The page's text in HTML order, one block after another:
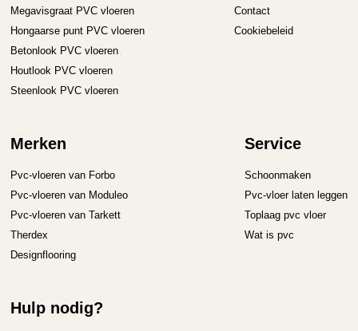
Megavisgraat PVC vloeren
Hongaarse punt PVC vloeren
Betonlook PVC vloeren
Houtlook PVC vloeren
Steenlook PVC vloeren
Contact
Cookiebeleid
Merken
Pvc-vloeren van Forbo
Pvc-vloeren van Moduleo
Pvc-vloeren van Tarkett
Therdex
Designflooring
Service
Schoonmaken
Pvc-vloer laten leggen
Toplaag pvc vloer
Wat is pvc
Hulp nodig?